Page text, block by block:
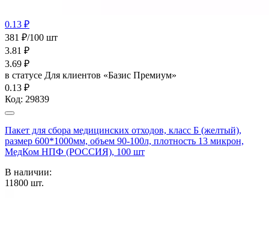
0.13 ₽
381 ₽/100 шт
3.81 ₽
3.69 ₽
в статусе Для клиентов «Базис Премиум»
0.13 ₽
Код: 29839
Пакет для сбора медицинских отходов, класс Б (желтый),
размер 600*1000мм, объем 90-100л, плотность 13 микрон,
МедКом НПФ (РОССИЯ), 100 шт
В наличии:
11800 шт.